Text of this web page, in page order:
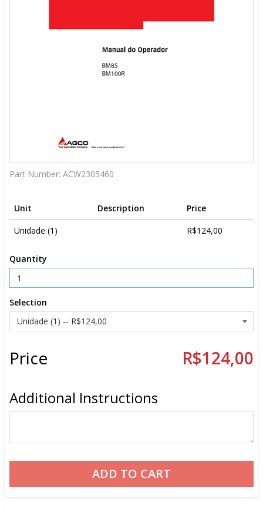
Part Number: ACW2305460
Unit Description
Price
Unidade (1)
R$124,00
Quantity
Selection
Price R$124,00
Additional Instructions